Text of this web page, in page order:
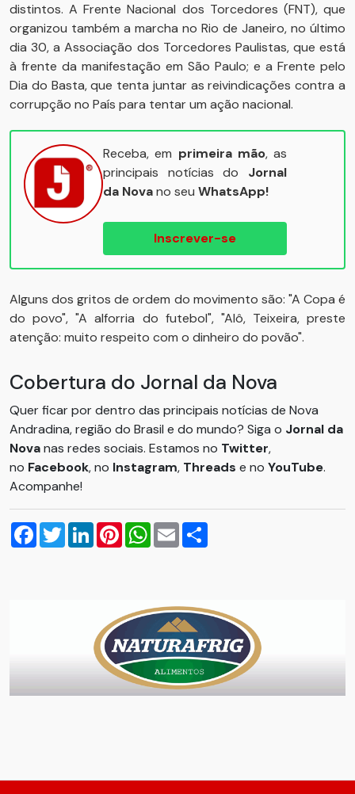
distintos. A Frente Nacional dos Torcedores (FNT), que
organizou também a marcha no Rio de Janeiro, no último
dia 30, a Associação dos Torcedores Paulistas, que está
à frente da manifestação em São Paulo; e a Frente pelo
Dia do Basta, que tenta juntar as reivindicações contra a
corrupção no País para tentar um ação nacional.
Receba, em primeira mão, as
principais notícias do Jornal
da Novano seu WhatsApp!
Inscrever-se
Alguns dos gritos de ordem do movimento são: "A Copa é
do povo", "A alforria do futebol", "Alô, Teixeira, preste
atenção: muito respeito com o dinheiro do povão".
Cobertura do Jornal da Nova
Quer ficar por dentro das principais notícias de Nova
Andradina, região do Brasil e do mundo? Siga o Jornal da
Novanas redes sociais. Estamos no Twitter,
no Facebook, no Instagram, Threads e no YouTube.
Acompanhe!
Facebook
TwitterLinkedInPinterestWhatsApp
Email